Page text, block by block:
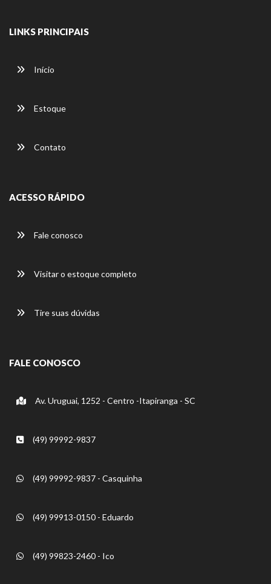
LINKS PRINCIPAIS
Início
Estoque
Contato
ACESSO RÁPIDO
Fale conosco
Visitar o estoque completo
Tire suas dúvidas
FALE CONOSCO
Av. Uruguai, 1252 - Centro -Itapiranga - SC
(49) 99992-9837
(49) 99992-9837 - Casquinha
(49) 99913-0150 - Eduardo
(49) 99823-2460 - Ico